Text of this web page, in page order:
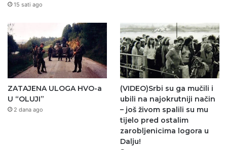
15 sati ago
ZATAJENA ULOGA HVO-a
U “OLUJI”
2 dana ago
(VIDEO)Srbi su ga mučili i
ubili na najokrutniji način
– još živom spalili su mu
tijelo pred ostalim
zarobljenicima logora u
Dalju!